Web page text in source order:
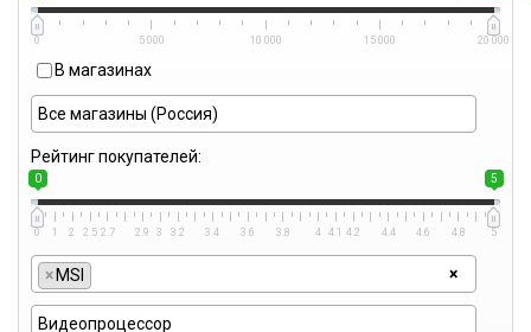
0 5 000 10 000 15 000 20 000
В магазинах
Рейтинг покупателей:
0 5
0 1 2 2.5 2.7 2.9 3 3.2 3.4 3.6 3.8 4 4.1 4.2 4.4 4.6 4.8 5
×
× MSI